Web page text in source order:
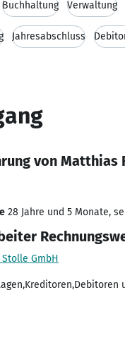
Buchhaltung Verwaltung
Jahresabschluss
von Matthias
28 Jahre und 5 Monate,
GmbH